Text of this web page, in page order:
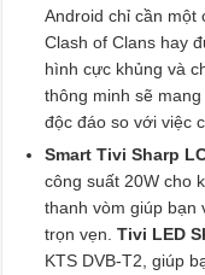
Android chỉ cần một
Clash of Clans hay
hình cực khủng và
thông minh sẽ
độc đáo so với việc
Smart Tivi Sharp
công suất 20W cho
thanh vòm giúp bạn
trọn vẹn. Tivi LED
KTS DVB-T2, giúp